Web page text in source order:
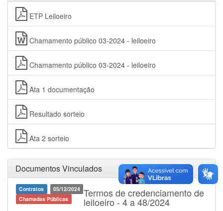
ETP Leiloeiro
Chamamento público 03-2024 - leiloeiro
Chamamento público 03-2024 - leiloeiro
Ata 1 documentação
Resultado sorteio
Ata 2 sorteio
Documentos Vinculados
Contratos
05/12/2024
Chamadas Públicas
Termos de credenciamento de
leiloeiro - 4 a 48/2024